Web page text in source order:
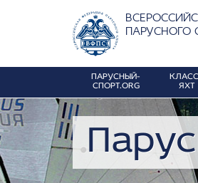
ПАРУСНОГО
ПАРУСНЫЙ-
СПОРТ.ORG
ЯХТ